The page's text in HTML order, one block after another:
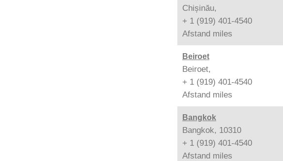
Chișinău,
+ 1 (919) 401-4540
Afstand miles
Beiroet
Beiroet,
+ 1 (919) 401-4540
Afstand miles
Bangkok
Bangkok, 10310
+ 1 (919) 401-4540
Afstand miles